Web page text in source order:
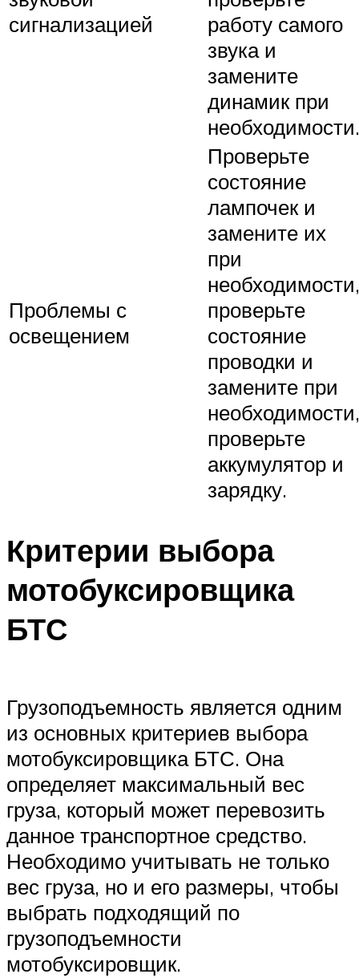
сигнализацией
работу самого
звука и
замените
динамик при
необходимости.
Проблемы с
освещением
Проверьте
состояние
лампочек и
замените их
при
необходимости,
проверьте
состояние
проводки и
замените при
необходимости,
проверьте
аккумулятор и
зарядку.
Критерии выбора
мотобуксировщика
БТС
Грузоподъемность является одним
из основных критериев выбора
мотобуксировщика БТС. Она
определяет максимальный вес
груза, который может перевозить
данное транспортное средство.
Необходимо учитывать не только
вес груза, но и его размеры, чтобы
выбрать подходящий по
грузоподъемности
мотобуксировщик.